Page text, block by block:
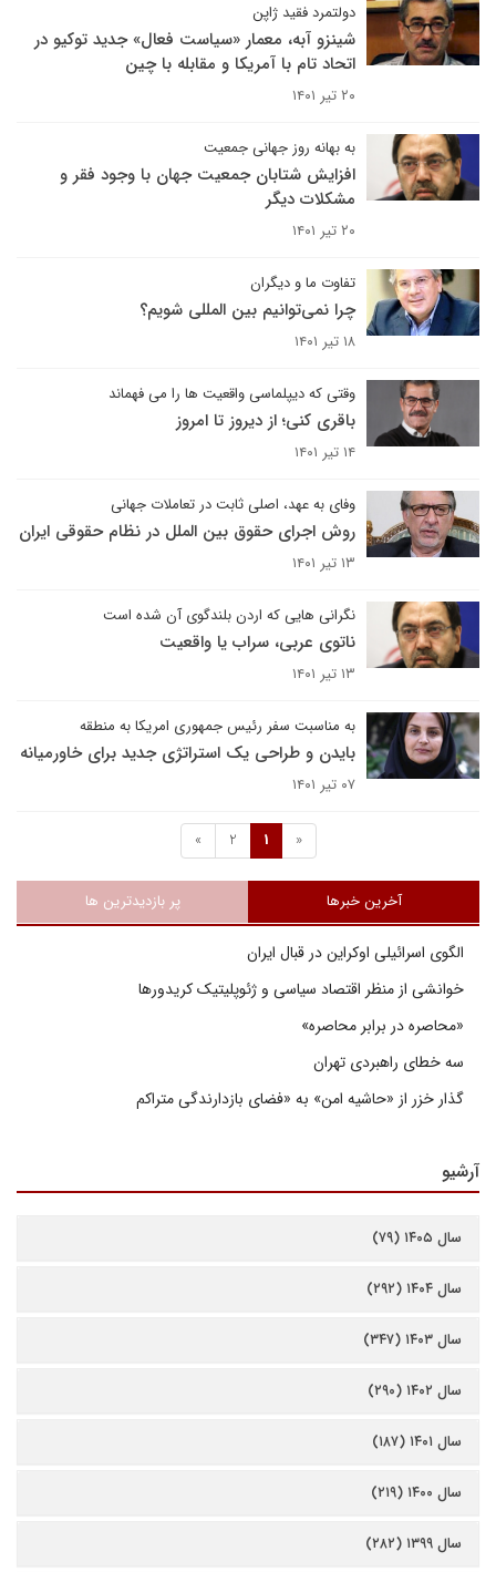
دولتمرد فقید ژاپن
شینزو آبه، معمار «سیاست فعال» جدید توکیو در
اتحاد تام با آمریکا و مقابله با چین
۲۰ تیر ۱۴۰۱
به بهانه روز جهانی جمعیت
افزایش شتابان جمعیت جهان با وجود فقر و
مشکلات دیگر
۲۰ تیر ۱۴۰۱
تفاوت ما و دیگران
چرا نمی‌توانیم بین المللی شویم؟
۱۸ تیر ۱۴۰۱
وقتی که دیپلماسی واقعیت ها را می فهماند
باقری کنی؛ از دیروز تا امروز
۱۴ تیر ۱۴۰۱
وفای به عهد، اصلی ثابت در تعاملات جهانی
روش اجرای حقوق بین الملل در نظام حقوقی ایران
۱۳ تیر ۱۴۰۱
نگرانی هایی که اردن بلندگوی آن شده است
ناتوی عربی، سراب یا واقعیت
۱۳ تیر ۱۴۰۱
به مناسبت سفر رئیس جمهوری امریکا به منطقه
بایدن و طراحی یک استراتژی جدید برای خاورمیانه
۰۷ تیر ۱۴۰۱
«
1
2
»
آخرین خبرها پر بازدیدترین ها
الگوی اسرائیلی اوکراین در قبال ایران
خوانشی از منظر اقتصاد سیاسی و ژئوپلیتیک کریدورها
«محاصره در برابر محاصره»
سه خطای راهبردی تهران
گذار خزر از «حاشیه امن» به «فضای بازدارندگی متراکم
آرشیو
سال ۱۴۰۵ (۷۹)
سال ۱۴۰۴ (۲۹۲)
سال ۱۴۰۳ (۳۴۷)
سال ۱۴۰۲ (۲۹۰)
سال ۱۴۰۱ (۱۸۷)
سال ۱۴۰۰ (۲۱۹)
سال ۱۳۹۹ (۲۸۲)